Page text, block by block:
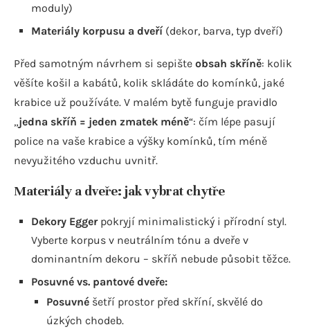
moduly)
Materiály korpusu a dveří(dekor, barva, typ dveří)
Před samotným návrhem si sepište obsah skříně: kolik
věšíte košil a kabátů, kolik skládáte do komínků, jaké
krabice už používáte. V malém bytě funguje pravidlo
„jedna skříň = jeden zmatek méně“: čím lépe pasují
police na vaše krabice a výšky komínků, tím méně
nevyužitého vzduchu uvnitř.
Materiály a dveře: jak vybrat chytře
Dekory Eggerpokryjí minimalistický i přírodní styl.
Vyberte korpus v neutrálním tónu a dveře v
dominantním dekoru – skříň nebude působit těžce.
Posuvné vs. pantové dveře:
Posuvné šetří prostor před skříní, skvělé do
úzkých chodeb.